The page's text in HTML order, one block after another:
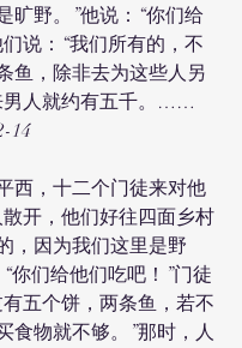
旷野。”他说：“你们给
说：“我们所有的，不
鱼，除非去为这些人另
男人就约有五千。……
14
，十二个门徒来对他
开，他们好往四面乡村
，因为我们这里是野
你们给他们吃吧！”门徒
五个饼，两条鱼，若不
食物就不够。”那时，人